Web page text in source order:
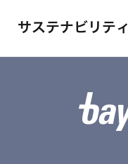
サステナビリティ